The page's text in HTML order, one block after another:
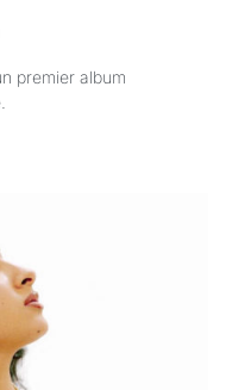
premier album